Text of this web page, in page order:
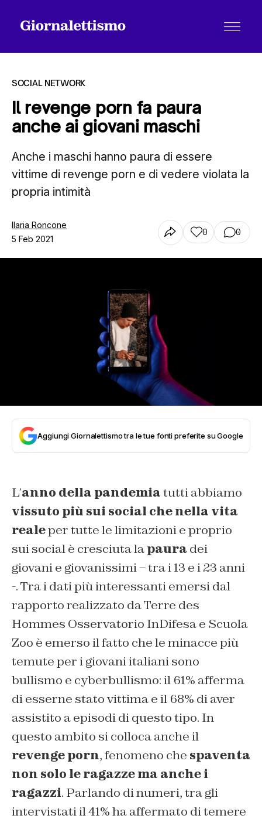
Tutti gli articoli
Chi siamo
Contatti
SOCIAL NETWORK
Il revenge porn fa paura
anche ai giovani maschi
Anche i maschi hanno paura di essere
vittime di revenge porn e di vedere violata la
propria intimità
Ilaria Roncone
5 Feb 2021
0 0
Aggiungi Giornalettismo tra le tue fonti preferite su Google
L’anno della pandemiatutti abbiamo
vissuto più sui social che nella vita
realeper tutte le limitazioni e proprio
sui social è cresciuta lapaura dei
giovani e giovanissimi – tra i 13 e i 23 anni
-. Tra i dati più interessanti emersi dal
rapporto realizzato da Terre des
Hommes Osservatorio InDifesa e Scuola
Zoo è emerso il fatto che le minacce più
temute per i giovani italiani sono
bullismo e cyberbullismo: il 61% afferma
di esserne stato vittima e il 68% di aver
assistito a episodi di questo tipo. In
questo ambito si colloca anche il
revenge porn, fenomeno che spaventa
non solo le ragazze ma anche i
ragazzi. Parlando di numeri, tra gli
intervistati il 41% ha affermato di temere